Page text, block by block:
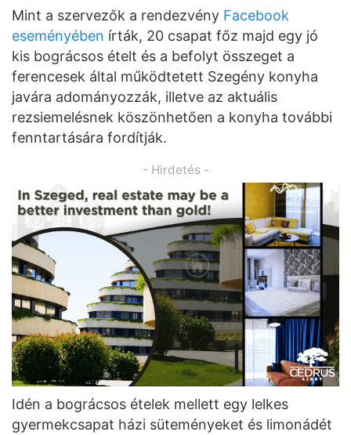
Mint a szervezők a rendezvény Facebook
eseményében írták, 20 csapat főz majd egy jó
kis bográcsos ételt és a befolyt összeget a
ferencesek által működtetett Szegény konyha
javára adományozzák, illetve az aktuális
rezsiemelésnek köszönhetően a konyha további
fenntartására fordítják.
- Hirdetés -
Idén a bográcsos ételek mellett egy lelkes
gyermekcsapat házi süteményeket és limonádét